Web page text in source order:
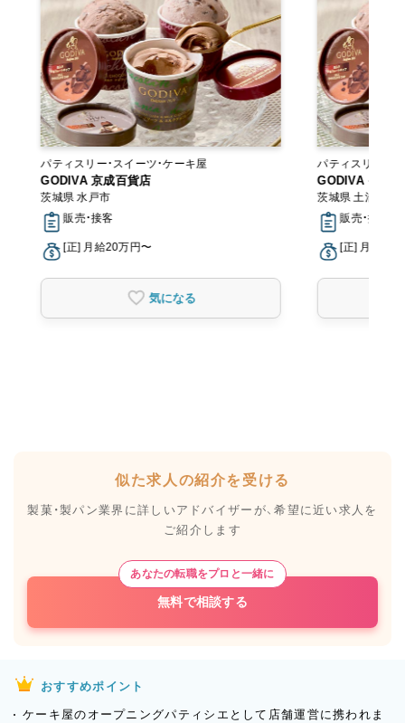
パティスリー・スイーツ・ケーキ屋
GODIVA 京成百貨店
茨城県 水戸市
販売・接客
[正] 月給20万円〜
気になる
パティスリー・ス
GODIVA イオ
茨城県 土浦市
販売・接客
[正] 月給20
似た求人の紹介を受ける
製菓・製パン業界に詳しいアドバイザーが、希望に近い求人を
ご紹介します
あなたの転職をプロと一緒に
無料で相談する
おすすめポイント
ケーキ屋のオープニングパティシエとして店舗運営に携われま